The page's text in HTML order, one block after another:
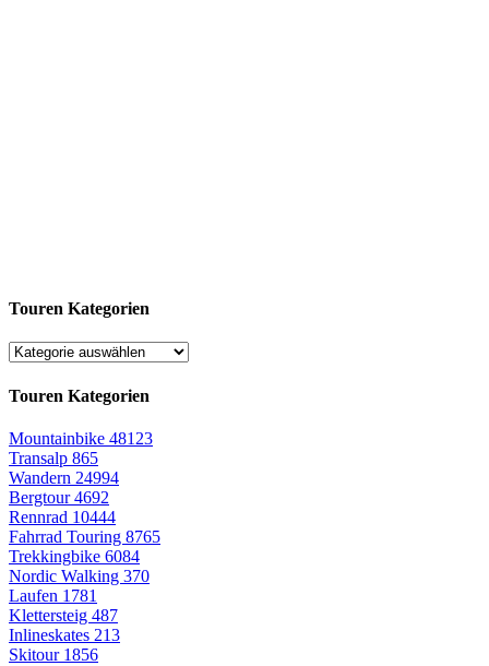
Touren Kategorien
Touren Kategorien
Mountainbike 48123
Transalp 865
Wandern 24994
Bergtour4692
Rennrad 10444
Fahrrad Touring 8765
Trekkingbike 6084
Nordic Walking 370
Laufen 1781
Klettersteig 487
Inlineskates 213
Skitour 1856